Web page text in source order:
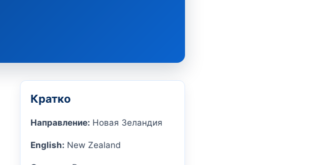
Кратко
Направление: Новая Зеландия
English: New Zealand